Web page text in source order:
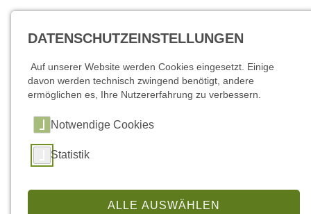
DATENSCHUTZEINSTELLUNGEN
Auf unserer Website werden Cookies eingesetzt. Einige
davon werden technisch zwingend benötigt, andere
ermöglichen es, Ihre Nutzererfahrung zu verbessern.
Notwendige Cookies
Statistik
ALLE AUSWÄHLEN